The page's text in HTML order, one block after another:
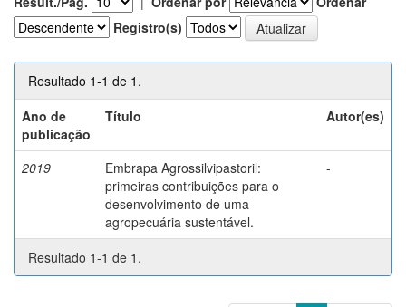
Registro(s)
Resultado 1-1 de 1.
Ano de
publicação
Título Autor(es)
2019
Embrapa Agrossilvipastoril:
primeiras contribuições para o
desenvolvimento de uma
agropecuária sustentável.
-
Resultado 1-1 de 1.